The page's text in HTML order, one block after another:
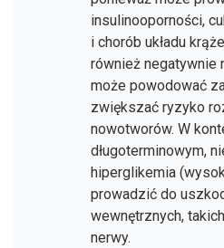
insulinooporności,
i chorób układu
również negatywnie
może powodować
zwiększać ryzyko
nowotworów. W
długoterminowym,
hiperglikemia
prowadzić do
wewnętrznych,
nerwy.